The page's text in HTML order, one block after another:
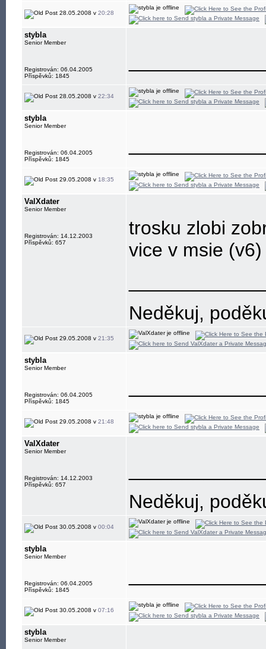
28.05.2008 v 20:28
stybla
Senior Member
Registrován: 06.04.2005
Příspěvků: 1845
28.05.2008 v 22:34
stybla
Senior Member
Registrován: 06.04.2005
Příspěvků: 1845
29.05.2008 v 18:35
ValXdater
Senior Member
Registrován: 14.12.2003
Příspěvků: 657
trosku zlobi
vice v msie (v6)
Neděkuj,
29.05.2008 v 21:35
stybla
Senior Member
Registrován: 06.04.2005
Příspěvků: 1845
29.05.2008 v 21:48
ValXdater
Senior Member
Registrován: 14.12.2003
Příspěvků: 657
Neděkuj,
30.05.2008 v 00:04
stybla
Senior Member
Registrován: 06.04.2005
Příspěvků: 1845
30.05.2008 v 07:16
stybla
Senior Member